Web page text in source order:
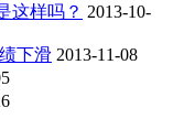
这样吗？ 2013-10-
下滑 2013-11-08